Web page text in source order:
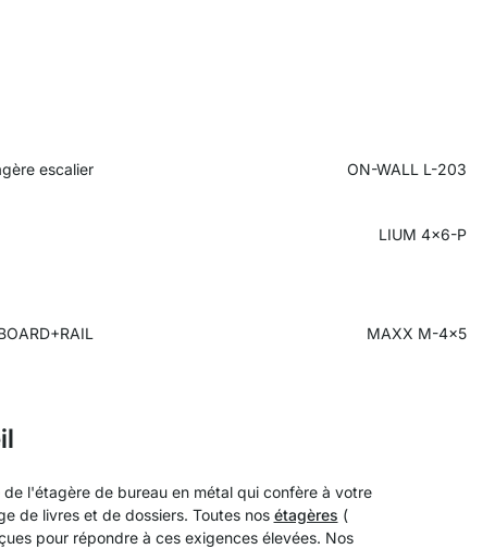
escalier ON-WALL L-203
LIUM 4x6-P
MAXX M-4x5
l'étagère de bureau en métal qui confère à votre
de livres et de dossiers. Toutes nos étagères (
pour répondre à ces exigences élevées. Nos